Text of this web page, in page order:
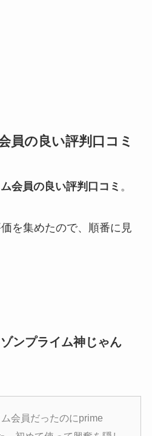
員の良い評判口コミ
会員の良い評判口コミ 。
を集めたので、順番に見
ンプライム神じゃん
会員だったのにprime